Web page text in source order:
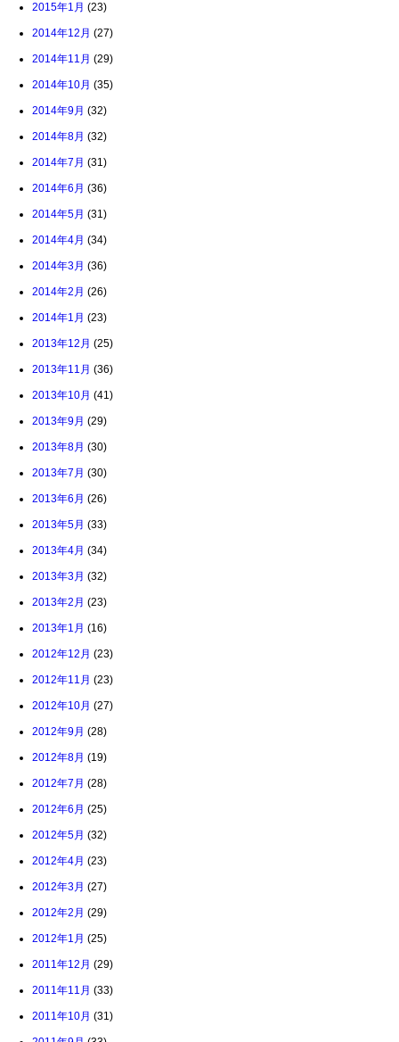
2015年1月 (23)
2014年12月 (27)
2014年11月 (29)
2014年10月 (35)
2014年9月 (32)
2014年8月 (32)
2014年7月 (31)
2014年6月 (36)
2014年5月 (31)
2014年4月 (34)
2014年3月 (36)
2014年2月 (26)
2014年1月 (23)
2013年12月 (25)
2013年11月 (36)
2013年10月 (41)
2013年9月 (29)
2013年8月 (30)
2013年7月 (30)
2013年6月 (26)
2013年5月 (33)
2013年4月 (34)
2013年3月 (32)
2013年2月 (23)
2013年1月 (16)
2012年12月 (23)
2012年11月 (23)
2012年10月 (27)
2012年9月 (28)
2012年8月 (19)
2012年7月 (28)
2012年6月 (25)
2012年5月 (32)
2012年4月 (23)
2012年3月 (27)
2012年2月 (29)
2012年1月 (25)
2011年12月 (29)
2011年11月 (33)
2011年10月 (31)